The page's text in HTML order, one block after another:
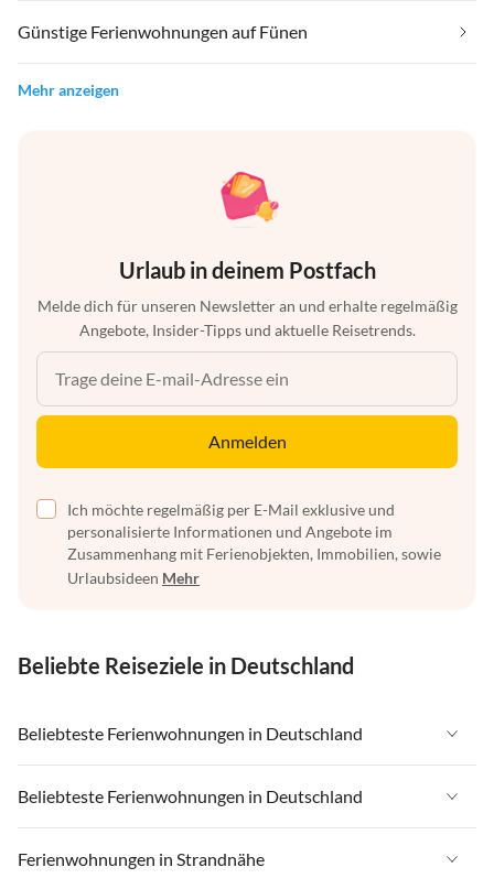
Günstige Ferienwohnungen auf Fünen
Mehr anzeigen
Urlaub in deinem Postfach
Melde dich für unseren Newsletter an und erhalte regelmäßig
Angebote, Insider-Tipps und aktuelle Reisetrends.
Anmelden
Ich möchte regelmäßig per E-Mail exklusive und
personalisierte Informationen und Angebote im
Zusammenhang mit Ferienobjekten, Immobilien, sowie
Urlaubsideen Mehr
Beliebte Reiseziele in Deutschland
Beliebteste Ferienwohnungen in Deutschland
Ferienwohnungen in Deutschland
Ferienwohnungen in Ostsee
Ferienwohnungen in Nordsee
Beliebteste Ferienwohnungen in Deutschland
Ferienwohnungen in Deutschland
Ferienwohnungen in Strandnähe